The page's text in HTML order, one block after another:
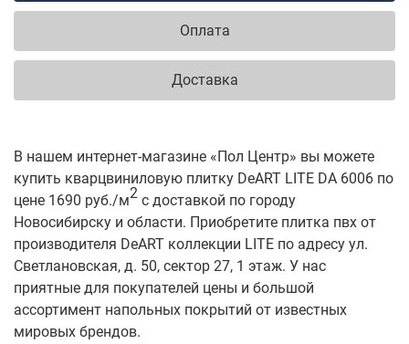
Оплата
Доставка
В нашем интернет-магазине «Пол Центр» вы можете
купить кварцвиниловую плитку DeART LITE DA 6006 по
цене 1690 руб./м2 с доставкой по городу
Новосибирску и области. Приобретите плитка пвх от
производителя DeART коллекции LITE по адресу ул.
Светлановская, д. 50, сектор 27, 1 этаж. У нас
приятные для покупателей цены и большой
ассортимент напольных покрытий от известных
мировых брендов.